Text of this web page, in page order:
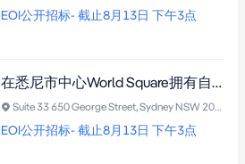
EOI公开招标- 截止8月13日 下午3点
在悉尼市中心World Square拥有自己的办公室｜5米挑高、自然采光、产权车位，一步到位
Suite 33 650 George Street, Sydney NSW 2000
EOI公开招标- 截止8月13日 下午3点